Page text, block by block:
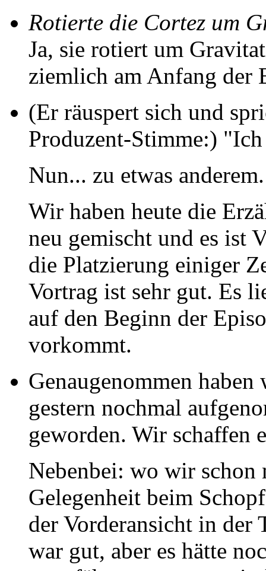
Rotierte die Cortez um
Ja, sie rotiert um
ziemlich am Anfang der
(Er räuspert sich und
Produzent-Stimme:)
Nun... zu etwas anderem.
Wir haben heute die
neu gemischt und es ist
die Platzierung einiger
Vortrag ist sehr gut. Es
auf den Beginn der
vorkommt.
Genaugenommen
gestern nochmal
geworden. Wir schaffen
Nebenbei: wo wir schon
Gelegenheit beim
der Vorderansicht in der
war gut, aber es hätte